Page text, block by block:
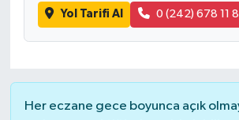
Yol Tarifi Al 0 (242) 678 11
Her eczane gece boyunca açık